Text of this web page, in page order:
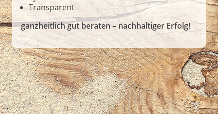
Transparent
ganzheitlich gut beraten – nachhaltiger Erfolg!